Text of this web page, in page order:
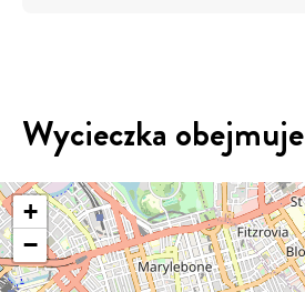
Wycieczka obejmuje
+
−